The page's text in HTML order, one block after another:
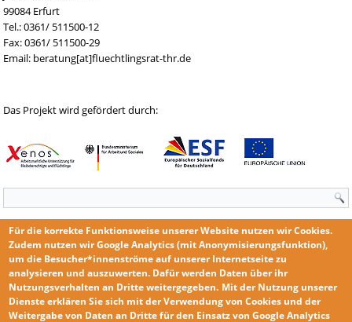
99084 Erfurt
Tel.: 0361/ 511500-12
Fax: 0361/ 511500-29
Email: beratung[at]fluechtlingsrat-thr.de
Das Projekt wird gefördert durch:
Suchformular
KONTAKT
IMPRESSUM
Für die korrekte Funktionsweise unserer Website nutzen wirCookies.
Zudem nutzen wirGoogle Analytics(mit Anonymisierungsfunktion),
um die Besucher*innenströme auf unserer Internetseite zu
analysieren und auszuwerten. Dafür werden Daten über ihr
Nutzungsverhalten an Dritte weitergegeben. Mit der Nutzung unserer
Dienste erklären Sie sich mit derVerwendung von Cookies und der
Weitergabe von Daten an Dritte für den Einsatz von Google Analytics